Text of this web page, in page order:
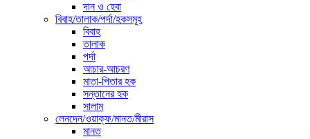
দান ও হেবা
বিবাহ/তালাক/পর্দা/হকসমূহ
বিবাহ
তালাক
পর্দা
আচার-আচরণ
মাতা-পিতার হক
সন্তানের হক
সালাম
লেনদেন/ওয়াক্ফ/মানত/মীরাস
মানত